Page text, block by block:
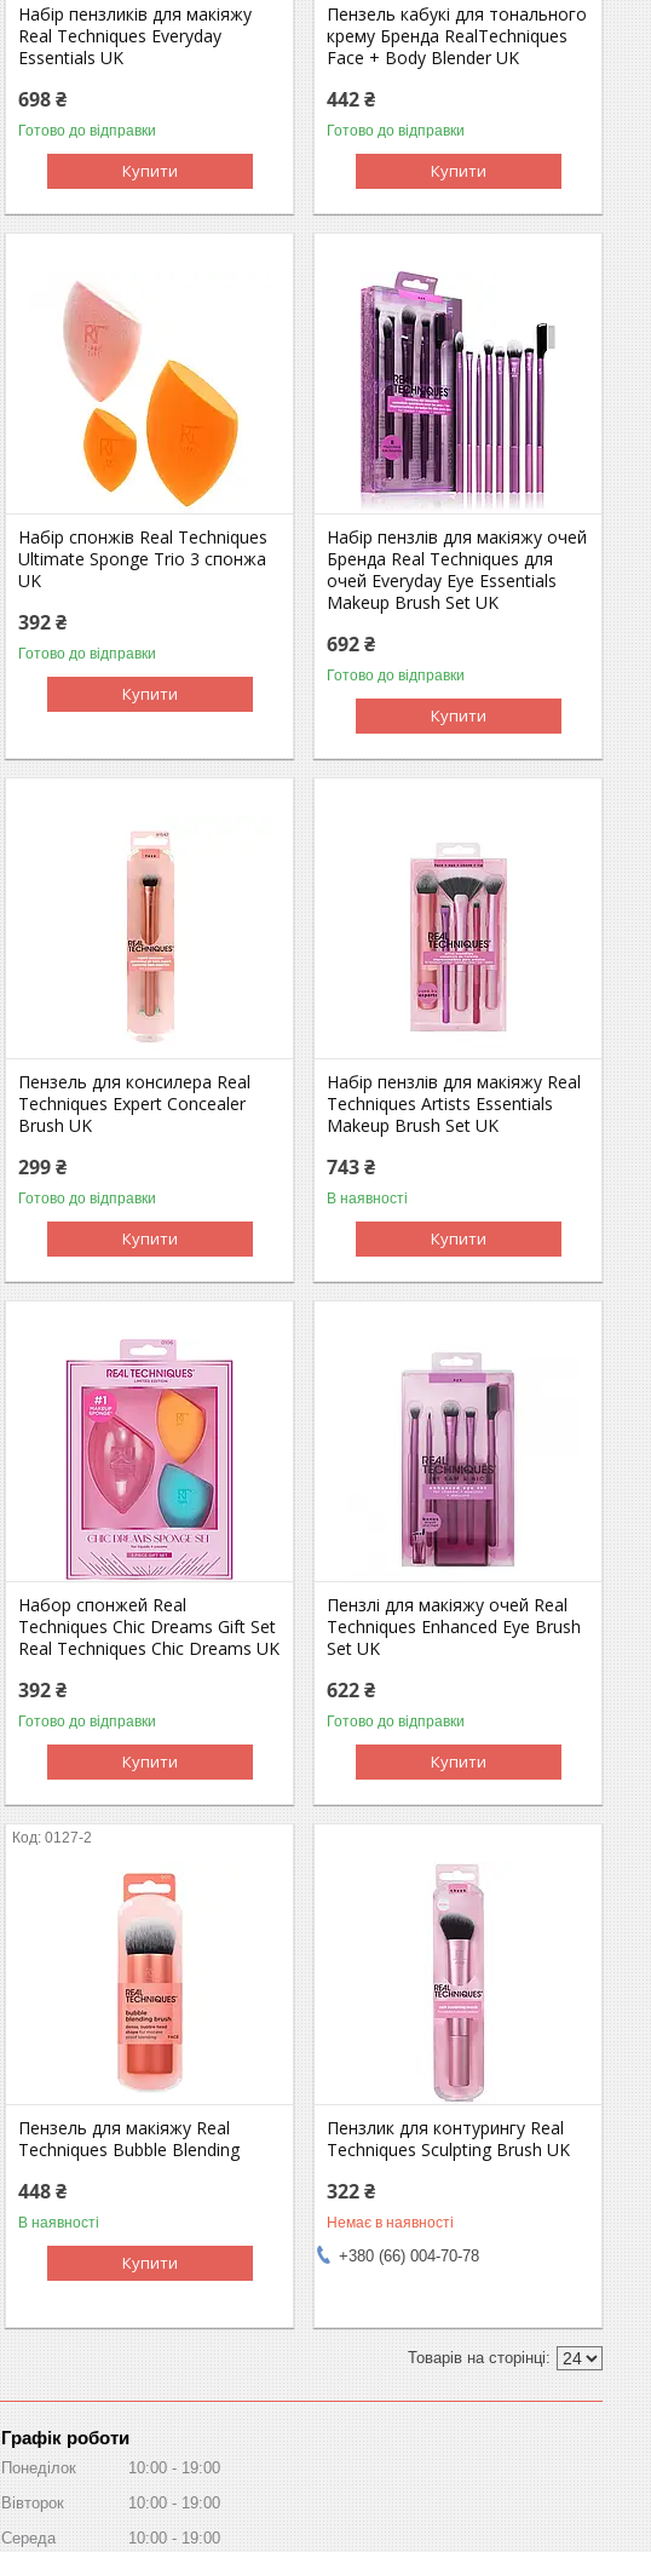
Набір пензликів для макіяжу
Real Techniques Everyday
Essentials UK
698 ₴
Готово до відправки
Купити
Пензель кабукі для тонального
крему Бренда RealTechniques
Face + Body Blender UK
442 ₴
Готово до відправки
Купити
Набір спонжів Real Techniques
Ultimate Sponge Trio 3 спонжа
UK
392 ₴
Готово до відправки
Купити
Набір пензлів для макіяжу очей
Бренда Real Techniques для
очей Everyday Eye Essentials
Makeup Brush Set UK
692 ₴
Готово до відправки
Купити
Пензель для консилера Real
Techniques Expert Concealer
Brush UK
299 ₴
Готово до відправки
Купити
Набір пензлів для макіяжу Real
Techniques Artists Essentials
Makeup Brush Set UK
743 ₴
В наявності
Купити
Набор спонжей Real
Techniques Chic Dreams Gift Set
Real Techniques Chic Dreams UK
392 ₴
Готово до відправки
Купити
Пензлі для макіяжу очей Real
Techniques Enhanced Eye Brush
Set UK
622 ₴
Готово до відправки
Купити
0127-2
Пензель для макіяжу Real
Techniques Bubble Blending
448 ₴
В наявності
Купити
Пензлик для контурингу Real
Techniques Sculpting Brush UK
322 ₴
Немає в наявності
+380 (66) 004-70-78
Графік роботи
Понеділок 10:00
19:00
Вівторок
10:00
19:00
Середа
10:00 19:00